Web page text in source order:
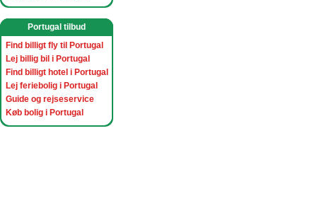
Portugal tilbud
Find billigt fly til Portugal
Lej billig bil i Portugal
Find billigt hotel i Portugal
Lej feriebolig i Portugal
Guide og rejseservice
Køb bolig i Portugal